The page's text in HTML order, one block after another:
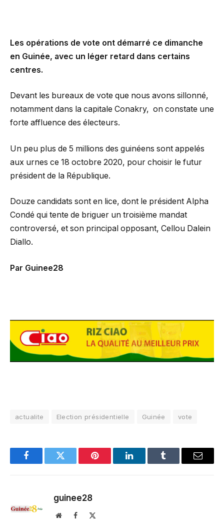
Les opérations de vote ont démarré ce dimanche
en Guinée, avec un léger retard dans certains
centres.
Devant les bureaux de vote que nous avons sillonné,
notamment dans la capitale Conakry, on constate une
forte affluence des électeurs.
Un peu plus de 5 millions des guinéens sont appelés
aux urnes ce 18 octobre 2020, pour choisir le futur
président de la République.
Douze candidats sont en lice, dont le président Alpha
Condé qui tente de briguer un troisième mandat
controversé, et son principal opposant, Cellou Dalein
Diallo.
Par Guinee28
actualite Election présidentielle Guinée vote
FacebookTwitter Pinterest LinkedInTumblr Email
guinee28
WebsiteFacebook